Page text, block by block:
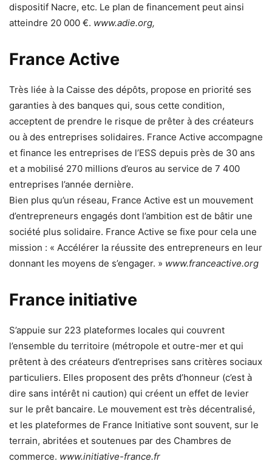
dispositif Nacre, etc. Le plan de financement peut ainsi
atteindre 20 000 €. www.adie.org,
France Active
Très liée à la Caisse des dépôts, propose en priorité ses
garanties à des banques qui, sous cette condition,
acceptent de prendre le risque de prêter à des créateurs
ou à des entreprises solidaires. France Active accompagne
et finance les entreprises de l’ESS depuis près de 30 ans
et a mobilisé 270 millions d’euros au service de 7 400
entreprises l’année dernière.
Bien plus qu’un réseau, France Active est un mouvement
d’entrepreneurs engagés dont l’ambition est de bâtir une
société plus solidaire. France Active se fixe pour cela une
mission : « Accélérer la réussite des entrepreneurs en leur
donnant les moyens de s’engager. » www.franceactive.org
France initiative
S’appuie sur 223 plateformes locales qui couvrent
l’ensemble du territoire (métropole et outre-mer et qui
prêtent à des créateurs d’entreprises sans critères sociaux
particuliers. Elles proposent des prêts d’honneur (c’est à
dire sans intérêt ni caution) qui créent un effet de levier
sur le prêt bancaire. Le mouvement est très décentralisé,
et les plateformes de France Initiative sont souvent, sur le
terrain, abritées et soutenues par des Chambres de
commerce. www.initiative-france.fr